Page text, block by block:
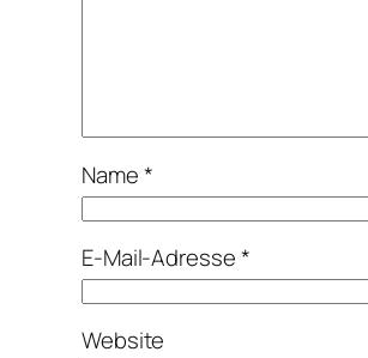
Name*
E-Mail-Adresse*
Website